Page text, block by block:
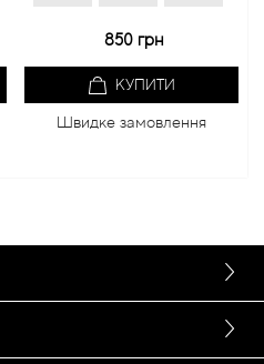
850 грн
КУПИТИ
Швидке замовлення